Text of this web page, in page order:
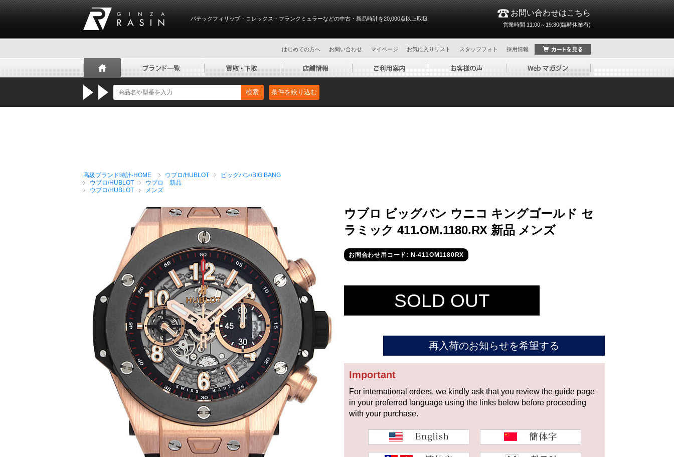
パテックフィリップ・ロレックス・フランクミュラーなどの中古・新品時計を20,000点以上取扱
お問い合わせはこちら
営業時間 11:00～19:30(臨時休業有)
はじめての方へ お問い合わせ マイページ お気に入りリスト スタッフフォト 採用情報
検索 条件を絞り込む
高級ブランド時計-HOME ウブロ/HUBLOT
ビッグバン/BIG BANG
ウブロ/HUBLOT
ウブロ 新品
ウブロ/HUBLOT
メンズ
ウブロ ビッグバン ウニコ キングゴールド セ
ラミック 411.OM.1180.RX 新品 メンズ
お問合わせ用コード: N-411OM1180RX
SOLD OUT
再入荷のお知らせを希望する
Important
For international orders, we kindly ask that you review the guide page
in your preferred language using the links below before proceeding
with your purchase.